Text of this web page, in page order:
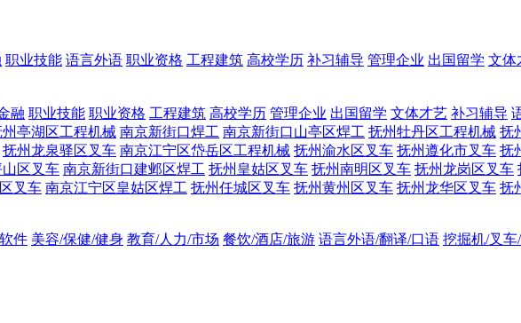
职业技能 语言外语 职业资格 工程建筑 高校学历 补习辅导 管理企业 出国留学 文体
融 职业技能 职业资格 工程建筑 高校学历 管理企业 出国留学 文体才艺 补习辅导
州亭湖区工程机械 南京新街口焊工 南京新街口山亭区焊工 抚州牡丹区工程机械 抚
抚州龙泉驿区叉车 南京江宁区岱岳区工程机械 抚州渝水区叉车 抚州遵化市叉车 抚
区叉车 南京新街口建邺区焊工 抚州皇姑区叉车 抚州南明区叉车 抚州龙岗区叉车
叉车 南京江宁区皇姑区焊工 抚州任城区叉车 抚州黄州区叉车 抚州龙华区叉车 抚
件 美容/保健/健身 教育/人力/市场 餐饮/酒店/旅游 语言外语/翻译/口语 挖掘机/叉